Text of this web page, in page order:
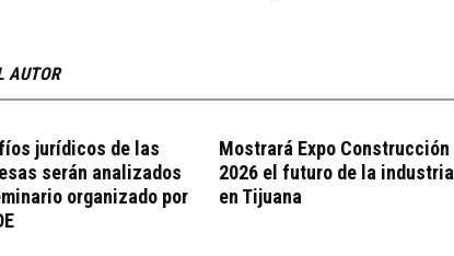
AUTOR
jurídicos de las
serán analizados
organizado por
Mostrará Expo Construcción
2026 el futuro de la industria
en Tijuana